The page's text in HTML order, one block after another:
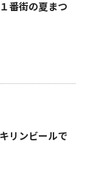
番街の夏まつ
リンビールで